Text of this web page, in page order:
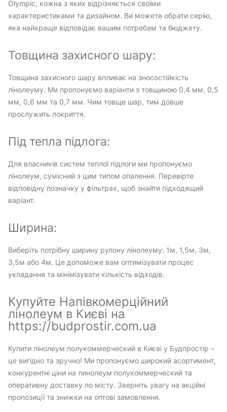
Olympic, кожна з яких відрізняється своїми
характеристиками та дизайном. Ви можете обрати серію,
яка найкраще відповідає вашим потребам та бюджету.
Товщина захисного шару:
Товщина захисного шару впливає на зносостійкість
лінолеуму. Ми пропонуємо варіанти з товщиною 0,4 мм, 0,5
мм, 0,6 мм та 0,7 мм. Чим товще шар, тим довше
прослужить покриття.
Під тепла підлога:
Для власників систем теплої підлоги ми пропонуємо
лінолеум, сумісний з цим типом опалення. Перевірте
відповідну позначку у фільтрах, щоб знайти підходящий
варіант.
Ширина:
Виберіть потрібну ширину рулону лінолеуму: 1м, 1,5м, 3м,
3,5м або 4м. Це допоможе вам оптимізувати процес
укладання та мінімізувати кількість відходів.
Купуйте Напівкомерційний
лінолеум в Києві на
https://budprostir.com.ua
Купити лінолеум полукоммерческий в Києві у Будпростір –
це вигідно та зручно! Ми пропонуємо широкий асортимент,
конкурентні ціни на линолеум полукоммерческий та
оперативну доставку по місту. Зверніть увагу на акційні
пропозиції та знижки на оптові замовлення.